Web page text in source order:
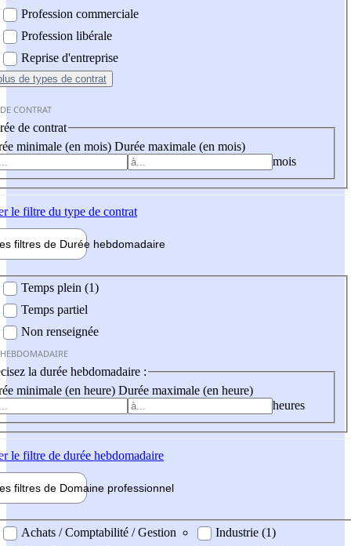
Profession commerciale
Profession libérale
Reprise d'entreprise
de types de contrat
CONTRAT
de contrat
minimale (en mois) Durée maximale (en mois)
mois
le filtre du type de contrat
filtres de Durée hebdomadaire
Temps plein (1)
Temps partiel
Non renseignée
la durée hebdomadaire :
minimale (en heure) Durée maximale (en heure)
heures
le filtre de durée hebdomadaire
filtres de Domaine professionnel
professionel
Achats / Comptabilité / Gestion
Industrie (1)